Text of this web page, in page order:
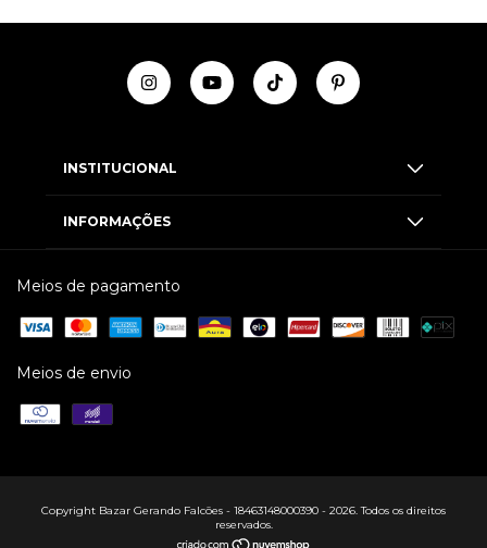
INSTITUCIONAL
INFORMAÇÕES
Meios de pagamento
Meios de envio
Copyright Bazar Gerando Falcões - 18463148000390 - 2026. Todos os direitos
reservados.